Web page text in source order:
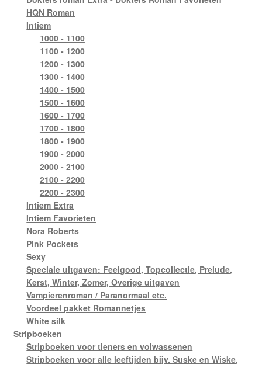
HQN Roman
Intiem
1000 - 1100
1100 - 1200
1200 - 1300
1300 - 1400
1400 - 1500
1500 - 1600
1600 - 1700
1700 - 1800
1800 - 1900
1900 - 2000
2000 - 2100
2100 - 2200
2200 - 2300
Intiem Extra
Intiem Favorieten
Nora Roberts
Pink Pockets
Sexy
Speciale uitgaven: Feelgood, Topcollectie, Prelude,
Kerst, Winter, Zomer, Overige uitgaven
Vampierenroman / Paranormaal etc.
Voordeel pakket Romannetjes
White silk
Stripboeken
Stripboeken voor tieners en volwassenen
Stripboeken voor alle leeftijden bijv. Suske en Wiske,